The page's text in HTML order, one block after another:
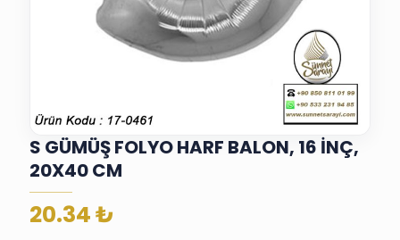
S GÜMÜŞ FOLYO HARF BALON, 16 İNÇ,
20X40 CM
20.34₺